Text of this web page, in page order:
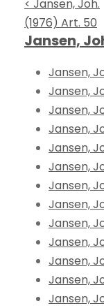
< Jansen, Joh.
(1976) Art. 50
Jansen,
Jansen,
Jansen,
Jansen,
Jansen,
Jansen,
Jansen,
Jansen,
Jansen,
Jansen,
Jansen,
Jansen,
Jansen,
Jansen,